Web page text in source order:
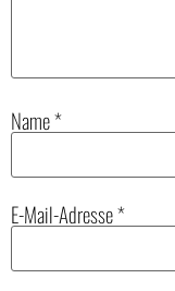
Name*
E-Mail-Adresse*